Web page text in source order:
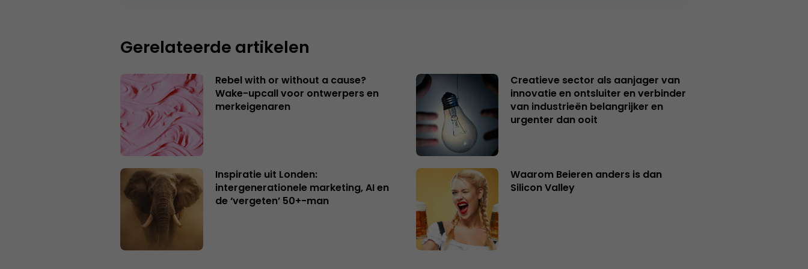
Gerelateerde artikelen
Rebel with or without a cause?
Wake-upcall voor ontwerpers en
merkeigenaren
Creatieve sector als aanjager van
innovatie en ontsluiter en verbinder
van industrieën belangrijker en
urgenter dan ooit
Inspiratie uit Londen:
intergenerationele marketing, AI en
de ‘vergeten’ 50+-man
Waarom Beieren anders is dan
Silicon Valley